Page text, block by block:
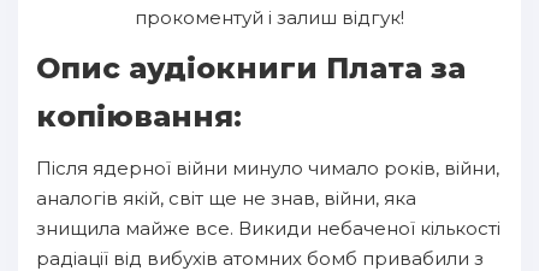
прокоментуй і залиш відгук!
Опис аудіокниги Плата за
копіювання:
Після ядерної війни минуло чимало років, війни,
аналогів якій, світ ще не знав, війни, яка
знищила майже все. Викиди небаченої кількості
радіації від вибухів атомних бомб привабили з